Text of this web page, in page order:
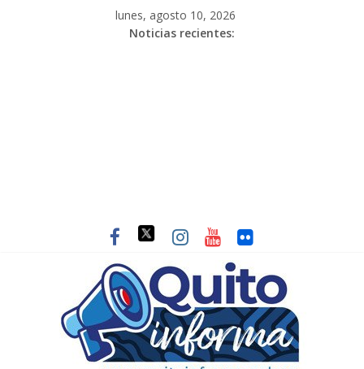
lunes, agosto 10, 2026
Noticias recientes: